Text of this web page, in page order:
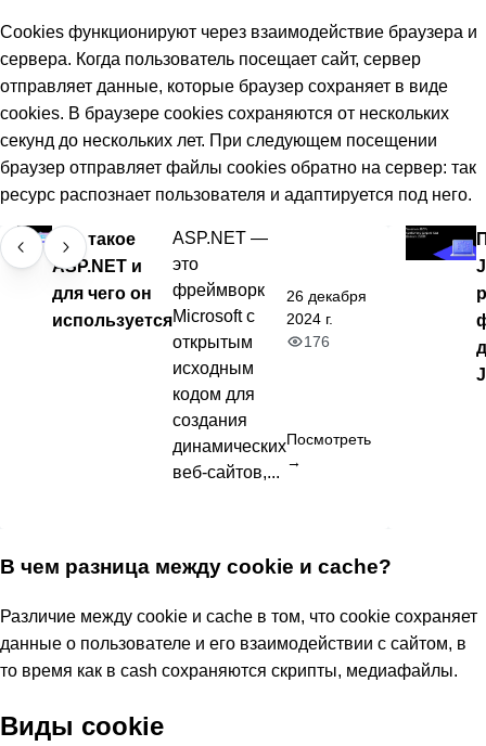
Cookies функционируют через взаимодействие браузера и
сервера. Когда пользователь посещает сайт, сервер
отправляет данные, которые браузер сохраняет в виде
cookies. В браузере cookies сохраняются от нескольких
секунд до нескольких лет. При следующем посещении
браузер отправляет файлы cookies обратно на сервер: так
ресурс распознает пользователя и адаптируется под него.
Что такое
ASP.NET и
для чего он
используется
ASP.NET —
это
фреймворк
Microsoft с
открытым
исходным
кодом для
создания
динамических
веб-сайтов,...
26 декабря
2024 г.
176
Посмотреть
→
В чем разница между cookie и caсhe?
Различие между cookie и cache в том, что cookie сохраняет
данные о пользователе и его взаимодействии с сайтом, в
то время как в cash сохраняются скрипты, медиафайлы.
Виды cookie